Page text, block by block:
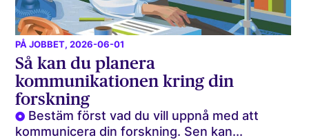
PÅ JOBBET, 2026-06-01
Så kan du planera
kommunikationen kring din
forskning
Bestäm först vad du vill uppnå med att
kommunicera din forskning. Sen kan...